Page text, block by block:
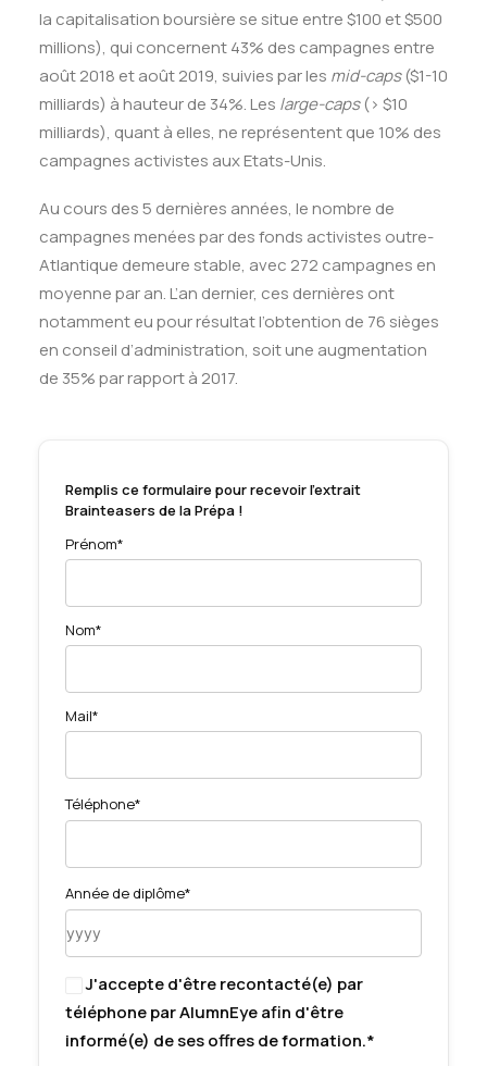
la capitalisation boursière se situe entre $100 et $500
millions), qui concernent 43% des campagnes entre
août 2018 et août 2019, suivies par les mid-caps($1-10
milliards) à hauteur de 34%. Les large-caps(> $10
milliards), quant à elles, ne représentent que 10% des
campagnes activistes aux Etats-Unis.
Au cours des 5 dernières années, le nombre de
campagnes menées par des fonds activistes outre-
Atlantique demeure stable, avec 272 campagnes en
moyenne par an. L’an dernier, ces dernières ont
notamment eu pour résultat l’obtention de 76 sièges
en conseil d’administration, soit une augmentation
de 35% par rapport à 2017.
Remplis ce formulaire pour recevoir l'extrait
Brainteasers de la Prépa !
Prénom*
Nom*
Mail*
Téléphone*
Année de diplôme*
J'accepte d'être recontacté(e) par
téléphone par AlumnEye afin d'être
informé(e) de ses offres de formation.*